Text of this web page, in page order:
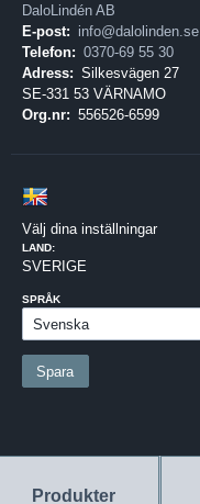
Produkter
DaloLindén AB
E-post: info@dalolinden.se
Telefon: 0370-69 55 30
Adress: Silkesvägen 27
SE-331 53 VÄRNAMO
Org.nr: 556526-6599
Välj dina inställningar
LAND:
SVERIGE
SPRÅK